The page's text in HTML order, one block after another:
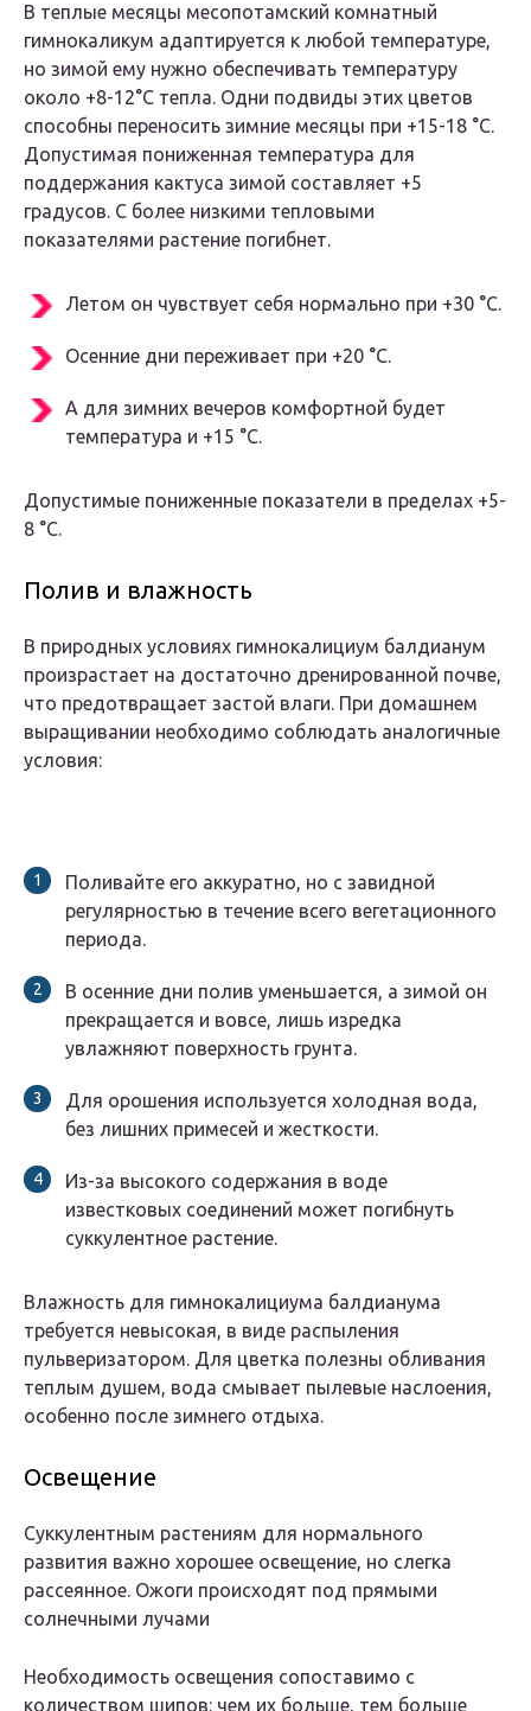
В теплые месяцы месопотамский комнатный
гимнокаликум адаптируется к любой температуре,
но зимой ему нужно обеспечивать температуру
около +8-12°С тепла. Одни подвиды этих цветов
способны переносить зимние месяцы при +15-18 °С.
Допустимая пониженная температура для
поддержания кактуса зимой составляет +5
градусов. С более низкими тепловыми
показателями растение погибнет.
Летом он чувствует себя нормально при +30 °С.
Осенние дни переживает при +20 °С.
А для зимних вечеров комфортной будет
температура и +15 °С.
Допустимые пониженные показатели в пределах +5-
8 °С.
Полив и влажность
В природных условиях гимнокалициум балдианум
произрастает на достаточно дренированной почве,
что предотвращает застой влаги. При домашнем
выращивании необходимо соблюдать аналогичные
условия:
Поливайте его аккуратно, но с завидной
регулярностью в течение всего вегетационного
периода.
В осенние дни полив уменьшается, а зимой он
прекращается и вовсе, лишь изредка
увлажняют поверхность грунта.
Для орошения используется холодная вода,
без лишних примесей и жесткости.
Из-за высокого содержания в воде
известковых соединений может погибнуть
суккулентное растение.
Влажность для гимнокалициума балдианума
требуется невысокая, в виде распыления
пульверизатором. Для цветка полезны обливания
теплым душем, вода смывает пылевые наслоения,
особенно после зимнего отдыха.
Освещение
Суккулентным растениям для нормального
развития важно хорошее освещение, но слегка
рассеянное. Ожоги происходят под прямыми
солнечными лучами
Необходимость освещения сопоставимо с
количеством шипов: чем их больше, тем больше